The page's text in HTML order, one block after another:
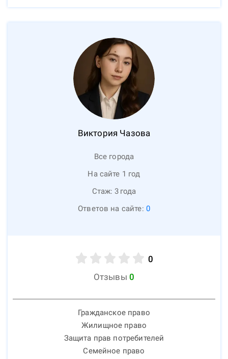
Виктория Чазова
Все города
На сайте 1 год
Стаж: 3 года
Ответов на сайте: 0
0
Отзывы 0
Гражданское право
Жилищное право
Защита прав потребителей
Семейное право